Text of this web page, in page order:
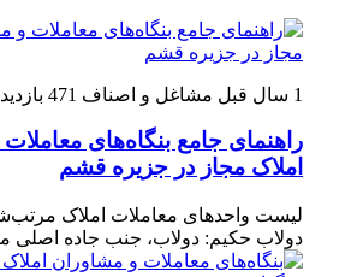
1 سال قبل مشاغل و اصناف 471 بازدید
راهنمای جامع بنگاه‌های
املاک مجاز در جزیره قشم
لیست واحدهای معاملات املاک
دولاب حکیم: دولاب، جنب جاده اصلی